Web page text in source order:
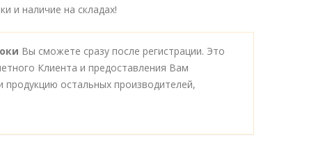
и наличие на складах!
Вы сможете сразу после регистрации. Это
Клиента и предоставления Вам
продукцию остальных производителей,